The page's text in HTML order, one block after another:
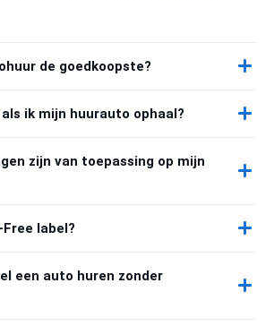
de goedkoopste?
ik mijn huurauto ophaal?
zijn van toepassing op mijn
label?
een auto huren zonder